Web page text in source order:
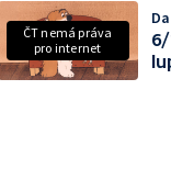
ČT nemá práva
pro internet